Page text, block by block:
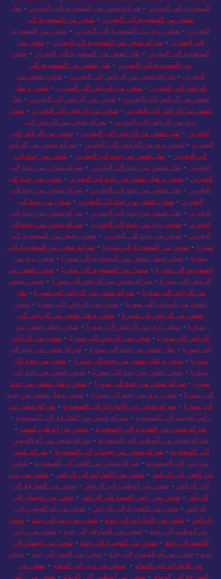
السعودية الي البحرين - شركة شحن من السعودية إلى البحرين - نقل
عفش من السعودية الي البحرين - شحن من السعودية الى
البحرين - شحن بري من السعودية الي البحرين - شحن من السعودية
الي البحرين - شركة شحن من السعودية الي البحرين - شحن من
السعودية الى البحرين - نقل عفش من السعودية الي البحرين - شحن
من السعودية الي البحرين - نقل عفش من السعودية الي
البحرين - شركة شحن من الرياض إلى البحرين - شحن عفش من
الرياض الى البحرين - شحن من الرياض الى البحرين - شحن و نقل
عفش من الرياض الي البحرين - شحن من الرياض الي البحرين - نقل
عفش من الرياض الى البحرين - شحن من الرياض الى البحرين - شحن
بري من الرياض الي البحرين - شركة شحن من الرياض الي
البحرين - نقل عفش من الرياض الى البحرين - شحن من الرياض الي
البحرين - شحن بري من الرياض الي البحرين - شركة شحن من الرياض
الي البحرين - نقل عفش من جدة الى البحرين - شحن من جدة الي
البحرين - نقل عفش من جدة الى البحرين - شركة شحن من جدة إلى
البحرين - شحن و نقل عفش من جدة الي البحرين - شحن من جدة الى
البحرين - نقل عفش من جدة الى البحرين - شركة شحن من جدة الي
البحرين - شحن عفش من جدة الي البحرين - شحن من جدة الى
البحرين - نقل عفش من جدة الى البحرين - شركة شحن من جدة الي
البحرين - شحن بري من جدة إلى البحرين - شركة شحن من جدة الي
البحرين - شحن من جدة الى البحرين - شحن عفش من السعودية الى
سوريا - شحن من السعودية الى سوريا - شركة شحن من السعودية الى
سوريا - شحن ونقل عفش من السعودية الي سوريا - شحن بري من
السعودية إلى سوريا - شحن من السعودية الى سوريا - شحن عفش من
الرياض الى سوريا - شركة شحن من الرياض الى سوريا - شحن عفش
من الرياض الي سوريا - شركة شحن من الرياض الي سوريا - نقل
عفش من الرياض الى سوريا - شحن من الرياض الى سوريا - شحن
عفش من الرياض الي سوريا - شحن ونقل عفش من الرياض الي
سوريا - شحن بري من الرياض إلى سوريا - شحن ونقل عفش من
الرياض الي سوريا - شحن من الرياض الى سوريا - شحن من الرياض
الى سوريا - نقل عفش من جدة الى سوريا - شركة شحن من جدة الى
سوريا - شحن و نقل عفش من جدة الى سوريا - شحن من جدة الى
سوريا - شحن عفش من جدة الى سوريا - شحن عفش من جدة الي
سوريا - شركة شحن من جدة الي سوريا - شحن ونقل عفش من جدة
الي سوريا - شحن بري من جدة إلى سوريا - شحن ونقل عفش من جدة
الي سوريا - شركة شحن من الإمارات إلى السعودية - شركة شحن من
رأس الخيمة إلى السعودية - شركة شحن من الشارقة إلى السعودية -
شركة شحن من الفجيرة إلى السعودية - شحن من أبوظبي لمصر -
شركة شحن من أبوظبي إلى السعودية - شركة شحن من أم القيوين
إلى السعودية - شركة شحن من عجمان إلى السعودية - شركة شحن
من دبي إلى السعودية - شركة شحن من العين إلى السعودية - شحن
من العين إلى الرياض - شحن من الإمارات إلى الرياض - شحن من دبي
إلى الرياض - شحن من أبوظبي إلى الرياض - شحن من الشارقة إلى
الرياض - شحن من رأس الخيمة إلى الرياض - شحن من عجمان إلى
الرياض - شحن من الفجيرة إلى الرياض - شحن من أم القيوين إلى
الرياض - شحن من الإمارات إلى جدة - شحن من دبي إلى جدة - شحن
من أبوظبي إلى جدة - شحن من الشارقة إلى جدة - شحن من رأس
الخيمة الى جدة - شحن من الفجيرة إلى جدة - شحن من عجمان إلى
جدة - شحن من أم القيوين إلى جدة - شحن من العين إلى جدة - شحن
من الإمارات إلى الدمام - شحن من دبي إلى الدمام - شحن من
الشارقة إلى الدمام - شحن من أبوظبي إلى الدمام - شحن من رأس